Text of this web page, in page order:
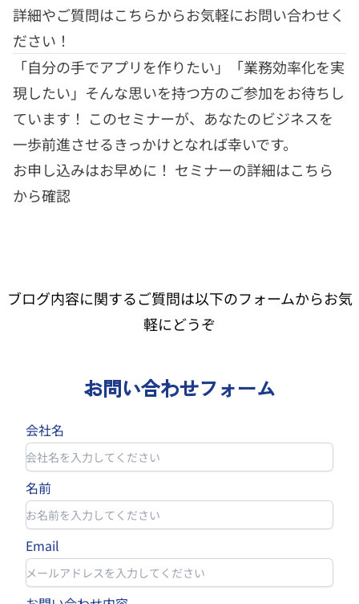
詳細やご質問はこちらからお気軽にお問い合わせく
ださい！
「自分の手でアプリを作りたい」「業務効率化を実
現したい」そんな思いを持つ方のご参加をお待ちし
ています！ このセミナーが、あなたのビジネスを
一歩前進させるきっかけとなれば幸いです。
お申し込みはお早めに！ セミナーの詳細はこちら
から確認
ブログ内容に関するご質問は以下のフォームからお気
軽にどうぞ
お問い合わせフォーム
会社名
名前
Email